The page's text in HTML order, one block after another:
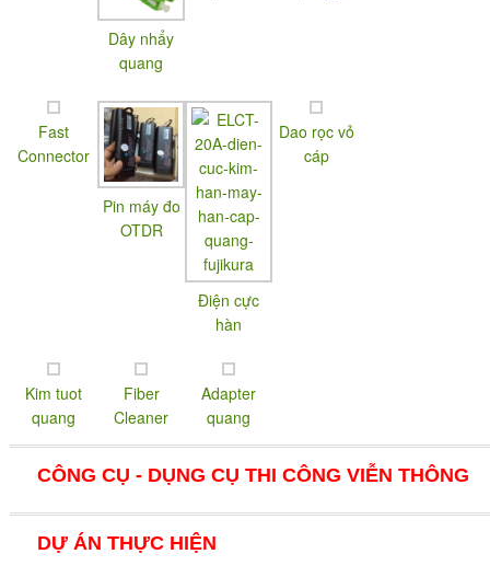
Dây nhẩy
quang
Fast
Connector
Pin máy đo
OTDR
Điện cực
hàn
Dao rọc vỏ
cáp
Kim tuot
quang
Fiber
Cleaner
Adapter
quang
CÔNG CỤ - DỤNG CỤ THI CÔNG VIỄN THÔNG
DỰ ÁN THỰC HIỆN